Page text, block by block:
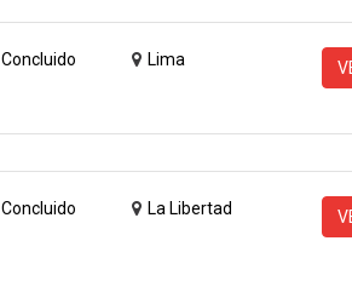
Concluido Lima
Concluido La Libertad